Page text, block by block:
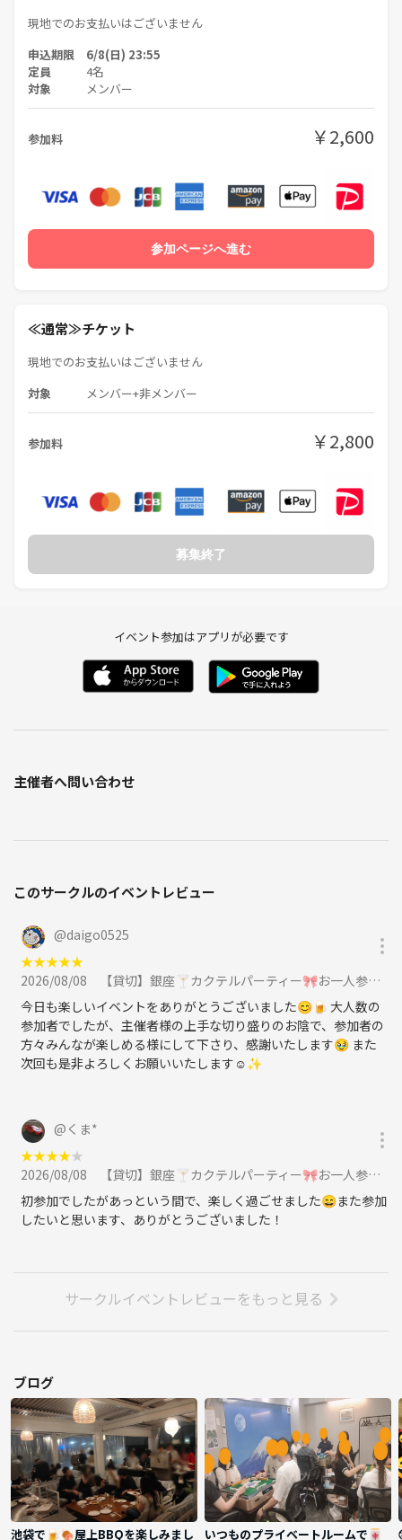
現地でのお支払いはございません
申込期限 6/8(日) 23:55
定員 4名
対象 メンバー
参加料 ￥2,600
参加ページへ進む
≪通常≫チケット
現地でのお支払いはございません
対象 メンバー+非メンバー
参加料 ￥2,800
募集終了
イベント参加はアプリが必要です
主催者へ問い合わせ
このサークルのイベントレビュー
@daigo0525
★★★★★
2026/08/08
【貸切】銀座🍸カクテルパーティー🎀お一人参加限定・初参加の方大歓迎😀30代中盤～40代の方限定に参加
今日も楽しいイベントをありがとうございました😊🍺 大人数の
参加者でしたが、主催者様の上手な切り盛りのお陰で、参加者の
方々みんなが楽しめる様にして下さり、感謝いたします🥹 また
次回も是非よろしくお願いいたします☺️✨
@ くま*
★★★★★
2026/08/08
【貸切】銀座🍸カクテルパーティー🎀お一人参加限定・初参加の方大歓迎😀30代中盤～40代の方限定に参加
初参加でしたがあっという間で、楽しく過ごせました😄また参加
したいと思います、ありがとうございました！
サークルイベントレビューをもっと見る
ブログ
池袋で🍺🍖屋上BBQを楽しみまし いつものプライベートルームで🀄